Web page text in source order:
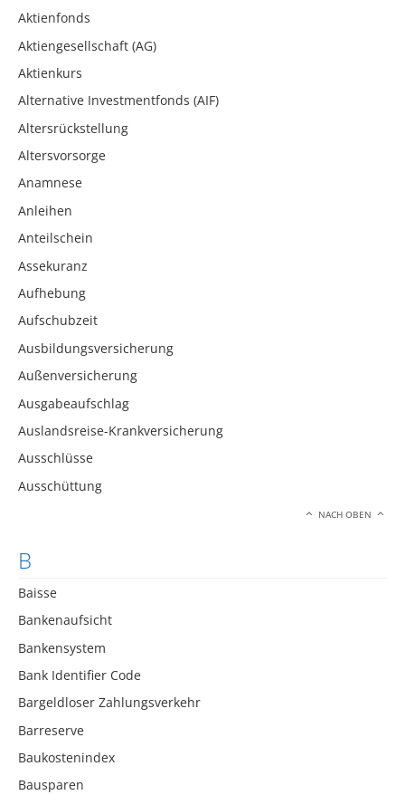
Aktienfonds
Aktiengesellschaft (AG)
Aktienkurs
Alternative Investmentfonds (AIF)
Altersrückstellung
Altersvorsorge
Anamnese
Anleihen
Anteilschein
Assekuranz
Aufhebung
Aufschubzeit
Ausbildungsversicherung
Außenversicherung
Ausgabeaufschlag
Auslandsreise-Krankversicherung
Ausschlüsse
Ausschüttung
NACH OBEN
B
Baisse
Bankenaufsicht
Bankensystem
Bank Identifier Code
Bargeldloser Zahlungsverkehr
Barreserve
Baukostenindex
Bausparen